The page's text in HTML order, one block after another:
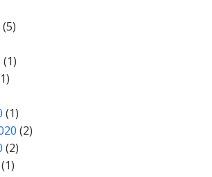
(5)
(1)
(1)
(2)
(2)
(1)